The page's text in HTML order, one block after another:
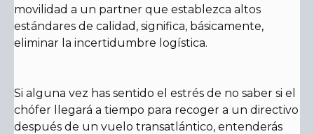
movilidad a un partner que establezca altos
estándares de calidad, significa, básicamente,
eliminar la incertidumbre logística.
Si alguna vez has sentido el estrés de no saber si el
chófer llegará a tiempo para recoger a un directivo
después de un vuelo transatlántico, entenderás